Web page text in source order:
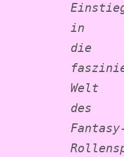
in
die
Welt
des